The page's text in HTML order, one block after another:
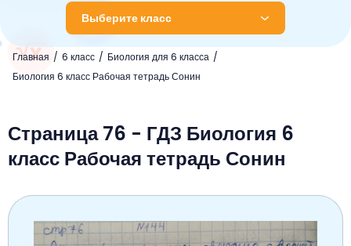
Выберите класс
Главная 6 класс
Биология для 6 класса
Биология 6 класс Рабочая тетрадь Сонин
1 класс
Русский язык
Литературное чтение
Окружающий мир
Математика
Математика
Английский язык
Информатика
Литературное чтение
3 класс
Музыка
Окружающий мир
Русский язык
4 класс
Английский язык
Русский язык
5 класс
ОБЖ
6 класс
Страница 76 - ГДЗ Биология 6
класс Рабочая тетрадь Сонин